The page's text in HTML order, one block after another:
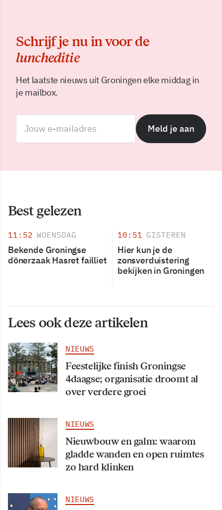
Schrijf je nu in voor de
luncheditie
Het laatste nieuws uit Groningen elke middag in
je mailbox.
Meld je aan
Best gelezen
11:52 WOENSDAG
Bekende Groningse
dönerzaak Hasret failliet
10:51 GISTEREN
Hier kun je de
zonsverduistering
bekijken in Groningen
Lees ook deze artikelen
NIEUWS
Feestelijke finish Groningse
4daagse; organisatie droomt al
over verdere groei
NIEUWS
Nieuwbouw en galm: waarom
gladde wanden en open ruimtes
zo hard klinken
NIEUWS